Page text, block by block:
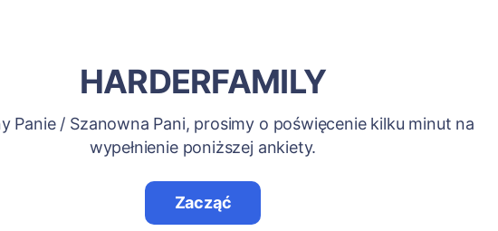
HARDERFAMILY
Panie / Szanowna Pani, prosimy o poświęcenie kilku minut na
wypełnienie poniższej ankiety.
Zacząć